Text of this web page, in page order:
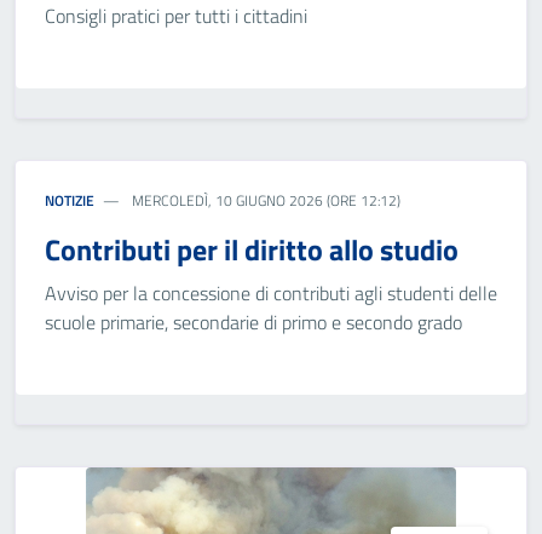
Consigli pratici per tutti i cittadini
NOTIZIE MERCOLEDÌ, 10 GIUGNO 2026 (ORE 12:12)
Contributi per il diritto allo studio
Avviso per la concessione di contributi agli studenti delle
scuole primarie, secondarie di primo e secondo grado